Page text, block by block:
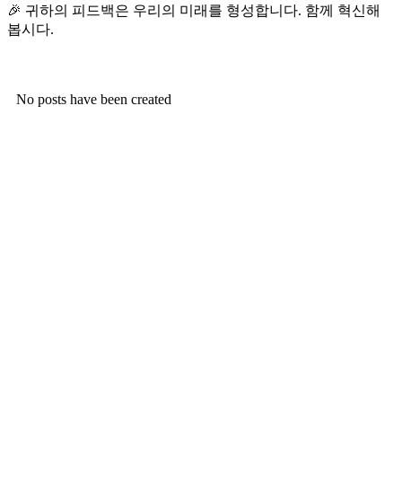
🎉 귀하의 피드백은 우리의 미래를 형성합니다. 함께 혁신해
봅시다.
No posts have been created